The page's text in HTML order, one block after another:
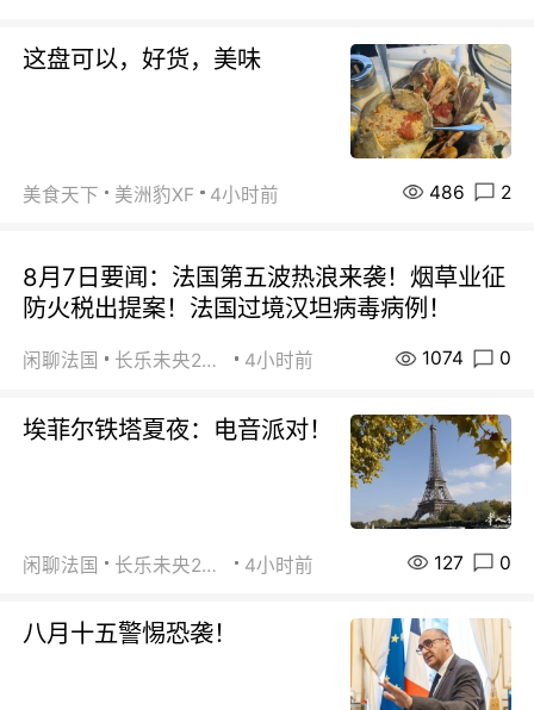
这盘可以，好货，美味
美食天下 美洲豹XF 4小时前 486 2
8月7日要闻：法国第五波热浪来袭！烟草业征
防火税出提案！法国过境汉坦病毒病例！
闲聊法国 长乐未央2015 4小时前 1074 0
埃菲尔铁塔夏夜：电音派对！
闲聊法国 长乐未央2015 4小时前 127 0
八月十五警惕恐袭！